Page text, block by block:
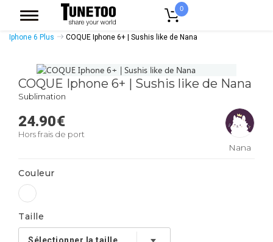
0
Accessoires Casquettes Coques Smartphones
Iphone 6 Plus
COQUE Iphone 6+ | Sushis like de Nana
COQUE Iphone 6+ | Sushis like de Nana
Sublimation
24.90€
Hors frais de port
Nana
Couleur
Taille